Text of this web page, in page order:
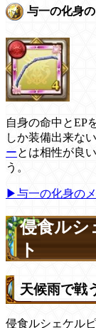
与一の化身
自身の命中とEP
しか装備出来な
ーとは相性が良
う。
▶与一の化身の
侵食ルシ
ト
天候雨で戦
侵食ルシェケル